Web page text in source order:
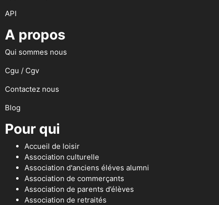
API
A propos
Qui sommes nous
Cgu / Cgv
Contactez nous
Blog
Pour qui
Accueil de loisir
Association culturelle
Association d'anciens éléves alumni
Association de commerçants
Association de parents d’élèves
Association de retraités